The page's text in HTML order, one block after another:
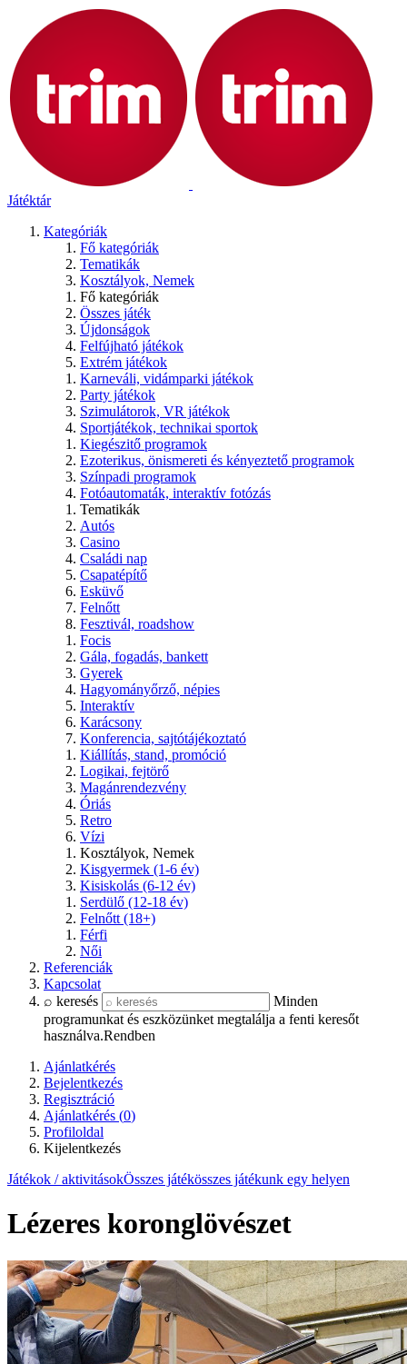
Játéktár
Kategóriák
Fő kategóriák
Tematikák
Kosztályok, Nemek
Fő kategóriák
Összes játék
Újdonságok
Felfújható játékok
Extrém játékok
Karneváli, vidámparki játékok
Party játékok
Szimulátorok, VR játékok
Sportjátékok, technikai sportok
Kiegészitő programok
Ezoterikus, önismereti és kényeztető programok
Színpadi programok
Fotóautomaták, interaktív fotózás
Tematikák
Autós
Casino
Családi nap
Csapatépítő
Esküvő
Felnőtt
Fesztivál, roadshow
Focis
Gála, fogadás, bankett
Gyerek
Hagyományőrző, népies
Interaktív
Karácsony
Konferencia, sajtótájékoztató
Kiállítás, stand, promóció
Logikai, fejtörő
Magánrendezvény
Óriás
Retro
Vízi
Kosztályok, Nemek
Kisgyermek (1-6 év)
Kisiskolás (6-12 év)
Serdülő (12-18 év)
Felnőtt (18+)
Férfi
Női
Referenciák
Kapcsolat
⌕ keresés
Minden
programunkat és eszközünket megtalálja a fenti keresőt
használva.Rendben
Ajánlatkérés
Bejelentkezés
Regisztráció
Ajánlatkérés (0)
Profiloldal
Kijelentkezés
Játékok / aktivitásokÖsszes játékösszes játékunk egy helyen
Lézeres koronglövészet